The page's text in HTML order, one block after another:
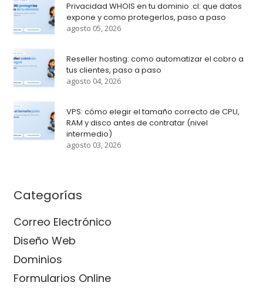
Privacidad WHOIS en tu dominio .cl: que datos
expone y como protegerlos, paso a paso
agosto 05, 2026
Reseller hosting: como automatizar el cobro a
tus clientes, paso a paso
agosto 04, 2026
VPS: cómo elegir el tamaño correcto de CPU,
RAM y disco antes de contratar (nivel
intermedio)
agosto 03, 2026
Categorías
Correo Electrónico
Diseño Web
Dominios
Formularios Online